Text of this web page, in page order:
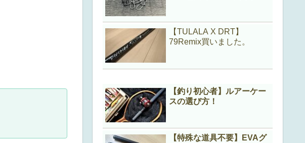
【TULALA X DRT】
79Remix買いました。
【釣り初心者】ルアーケー
スの選び方！
【特殊な道具不要】EVAグ